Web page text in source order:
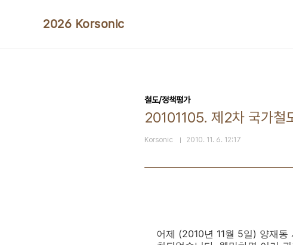
2026 Korsonic
철도/정책평가
20101105. 제2차 국가철
Korsonic 2010. 11. 6. 12:17
어제 (2010년 11월 5일) 양재